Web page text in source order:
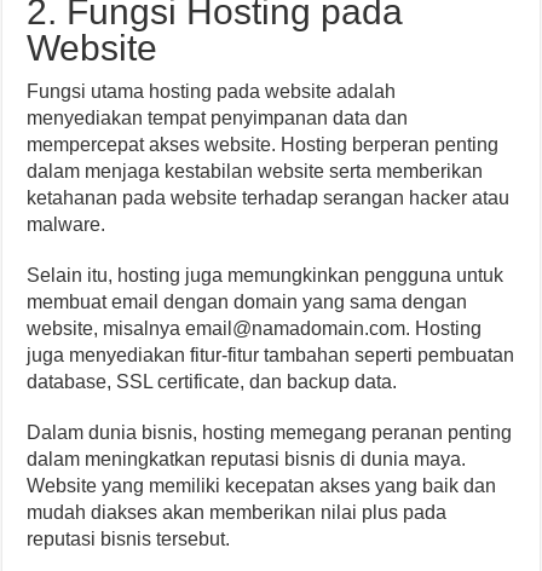
2. Fungsi Hosting pada
Website
Fungsi utama hosting pada website adalah
menyediakan tempat penyimpanan data dan
mempercepat akses website. Hosting berperan penting
dalam menjaga kestabilan website serta memberikan
ketahanan pada website terhadap serangan hacker atau
malware.
Selain itu, hosting juga memungkinkan pengguna untuk
membuat email dengan domain yang sama dengan
website, misalnyaemail@namadomain.com. Hosting
juga menyediakan fitur-fitur tambahan seperti pembuatan
database, SSL certificate, dan backup data.
Dalam dunia bisnis, hosting memegang peranan penting
dalam meningkatkan reputasi bisnis di dunia maya.
Website yang memiliki kecepatan akses yang baik dan
mudah diakses akan memberikan nilai plus pada
reputasi bisnis tersebut.